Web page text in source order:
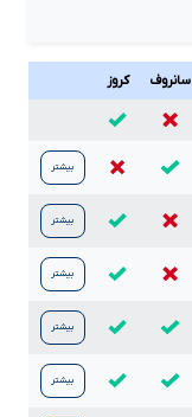
سانروف کروز
بیشتر
بیشتر
بیشتر
بیشتر
بیشتر